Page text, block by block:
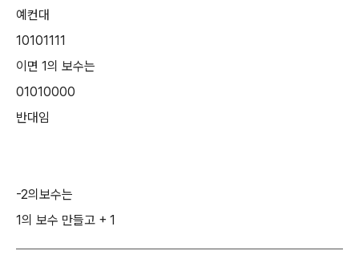
예컨대
10101111
이면 1의 보수는
01010000
반대임
-2의보수는
1의 보수 만들고 + 1